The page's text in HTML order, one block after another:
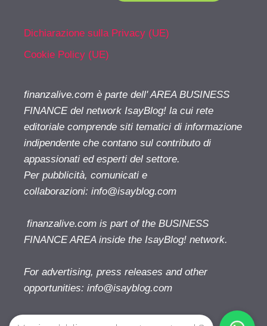
Dichiarazione sulla Privacy (UE)
Cookie Policy (UE)
finanzalive.com è parte dell' AREA BUSINESS
FINANCE del network IsayBlog! la cui rete
editoriale comprende siti tematici di informazione
indipendente che contano sul contributo di
appassionati ed esperti del settore.
Per pubblicità, comunicati e
collaborazioni: info@isayblog.com
finanzalive.com is part of the BUSINESS
FINANCE AREA inside the IsayBlog! network.
For advertising, press releases and other
opportunities: info@isayblog.com